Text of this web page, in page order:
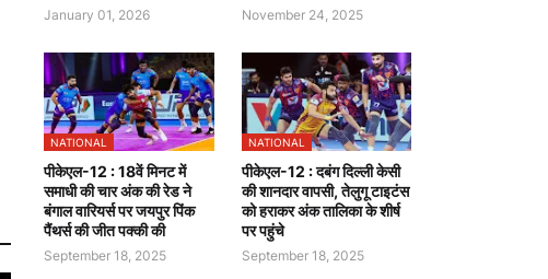
January 01, 2026 November 24, 2025
NATIONAL
पीकेएल-12 : 18वें मिनट में
समाधी की चार अंक की रेड ने
बंगाल वारियर्स पर जयपुर पिंक
पैंथर्स की जीत पक्की की
September 18, 2025
NATIONAL
पीकेएल-12 : दबंग दिल्ली केसी
की शानदार वापसी, तेलुगू टाइटंस
को हराकर अंक तालिका के शीर्ष
पर पहुंचे
September 18, 2025